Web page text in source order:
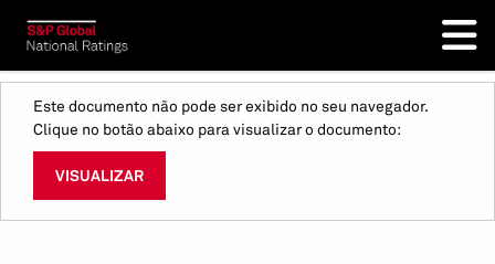
Este documento não pode ser exibido no seu navegador.
Clique no botão abaixo para visualizar o documento:
VISUALIZAR